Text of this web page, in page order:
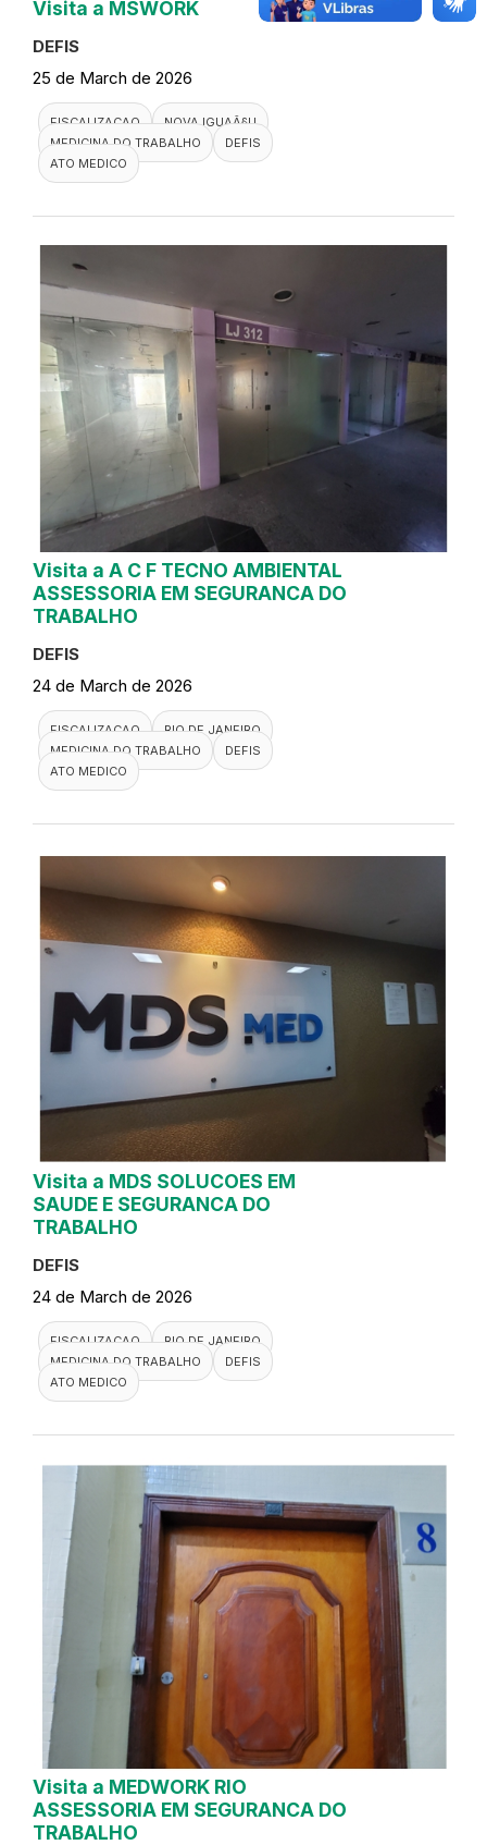
Visita a MSWORK
DEFIS
25 de March de 2026
FISCALIZACAO
NOVA IGUAÃ§U
MEDICINA DO TRABALHO
DEFIS
ATO MEDICO
Visita a A C F TECNO AMBIENTAL
ASSESSORIA EM SEGURANCA DO
TRABALHO
DEFIS
24 de March de 2026
FISCALIZACAO
RIO DE JANEIRO
MEDICINA DO TRABALHO
DEFIS
ATO MEDICO
Visita a MDS SOLUCOES EM
SAUDE E SEGURANCA DO
TRABALHO
DEFIS
24 de March de 2026
FISCALIZACAO
RIO DE JANEIRO
MEDICINA DO TRABALHO
DEFIS
ATO MEDICO
Visita a MEDWORK RIO
ASSESSORIA EM SEGURANCA DO
TRABALHO